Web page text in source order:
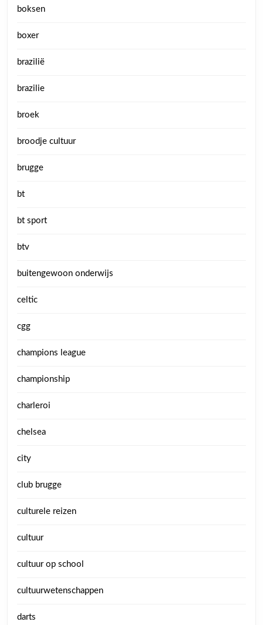
boksen
boxer
brazilië
brazilie
broek
broodje cultuur
brugge
bt
bt sport
btv
buitengewoon onderwijs
celtic
cgg
champions league
championship
charleroi
chelsea
city
club brugge
culturele reizen
cultuur
cultuur op school
cultuurwetenschappen
darts